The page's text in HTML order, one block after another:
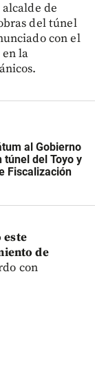
de
del túnel
con el
la
al Gobierno
túnel del Toyo y
Fiscalización
este
de
con